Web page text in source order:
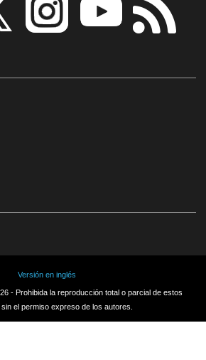
Versión en inglés
- Prohibida la reproducción total o parcial de estos
el permiso expreso de los autores.